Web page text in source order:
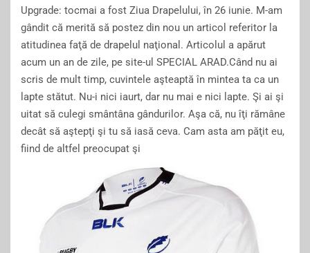
Upgrade: tocmai a fost Ziua Drapelului, în 26 iunie. M-am
gândit că merită să postez din nou un articol referitor la
atitudinea faţă de drapelul naţional. Articolul a apărut
acum un an de zile, pe site-ul SPECIAL ARAD.Când nu ai
scris de mult timp, cuvintele aşteaptă în mintea ta ca un
lapte stătut. Nu-i nici iaurt, dar nu mai e nici lapte. Şi ai şi
uitat să culegi smântâna gândurilor. Aşa că, nu îţi rămâne
decât să aştepţi şi tu să iasă ceva. Cam asta am păţit eu,
fiind de altfel preocupat şi